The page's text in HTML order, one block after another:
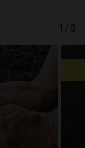
1 / 6